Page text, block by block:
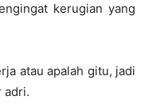
kerugian yang
atau apalah gitu, jadi
adri.